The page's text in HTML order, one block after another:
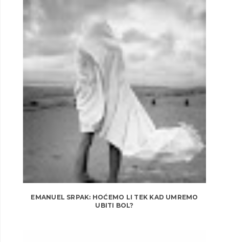
EMANUEL SRPAK: HOĆEMO LI TEK KAD UMREMO
UBITI BOL?